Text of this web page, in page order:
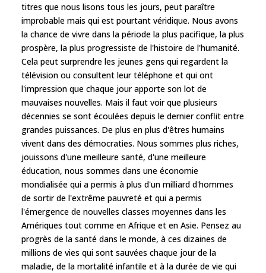
titres que nous lisons tous les jours, peut paraître
improbable mais qui est pourtant véridique. Nous avons
la chance de vivre dans la période la plus pacifique, la plus
prospère, la plus progressiste de l'histoire de l'humanité.
Cela peut surprendre les jeunes gens qui regardent la
télévision ou consultent leur téléphone et qui ont
l'impression que chaque jour apporte son lot de
mauvaises nouvelles. Mais il faut voir que plusieurs
décennies se sont écoulées depuis le dernier conflit entre
grandes puissances. De plus en plus d'êtres humains
vivent dans des démocraties. Nous sommes plus riches,
jouissons d'une meilleure santé, d'une meilleure
éducation, nous sommes dans une économie
mondialisée qui a permis à plus d'un milliard d'hommes
de sortir de l'extrême pauvreté et qui a permis
l'émergence de nouvelles classes moyennes dans les
Amériques tout comme en Afrique et en Asie. Pensez au
progrès de la santé dans le monde, à ces dizaines de
millions de vies qui sont sauvées chaque jour de la
maladie, de la mortalité infantile et à la durée de vie qui